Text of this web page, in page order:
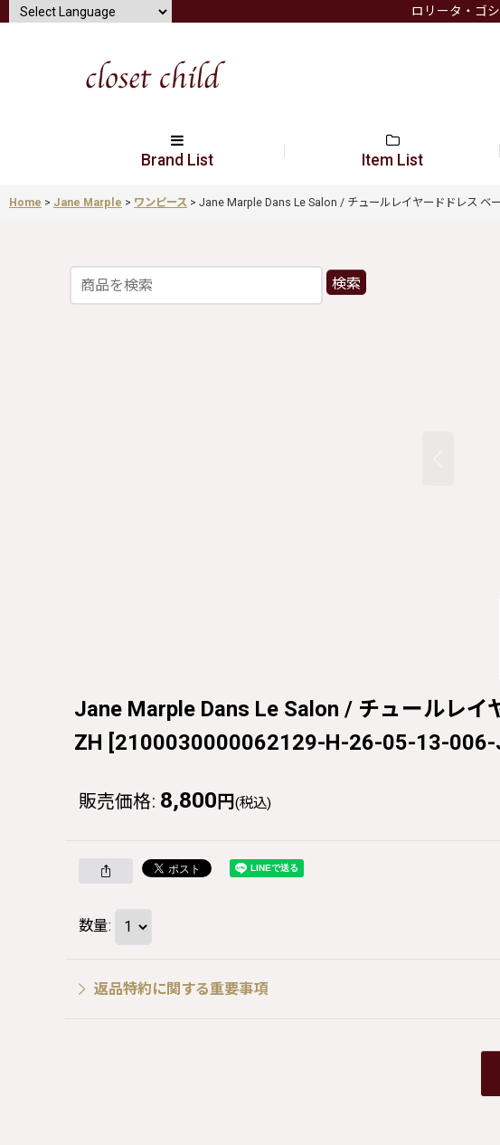
ロリータ・ゴ
Brand List Item List
Home > Jane Marple > ワンピース > Jane Marple Dans Le Salon / チュールレイヤードドレス ベ
検索
Jane Marple Dans Le Salon / チュールレ
ZH [2100030000062129-H-26-05-13-006-
販売価格: 8,800 円 (税込)
数量:
返品特約に関する重要事項